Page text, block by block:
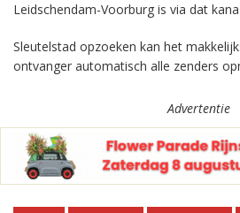
Leidschendam-Voorburg is via dat
Sleutelstad opzoeken kan het
ontvanger automatisch alle zenders
Advertentie